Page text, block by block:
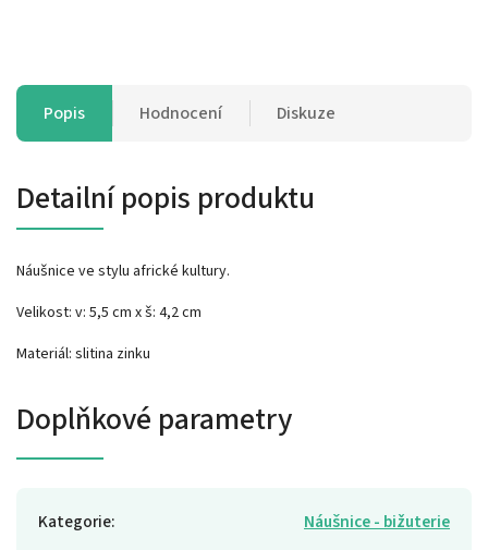
Popis Hodnocení Diskuze
Detailní popis produktu
Náušnice ve stylu africké kultury.
Velikost: v: 5,5 cm x š: 4,2 cm
Materiál: slitina zinku
Doplňkové parametry
Kategorie:
Náušnice - bižuterie